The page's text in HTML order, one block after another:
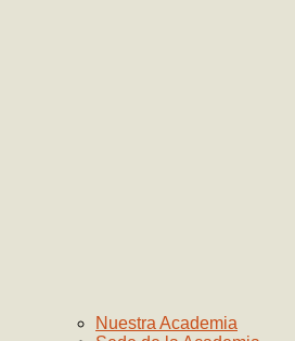
Nuestra Academia